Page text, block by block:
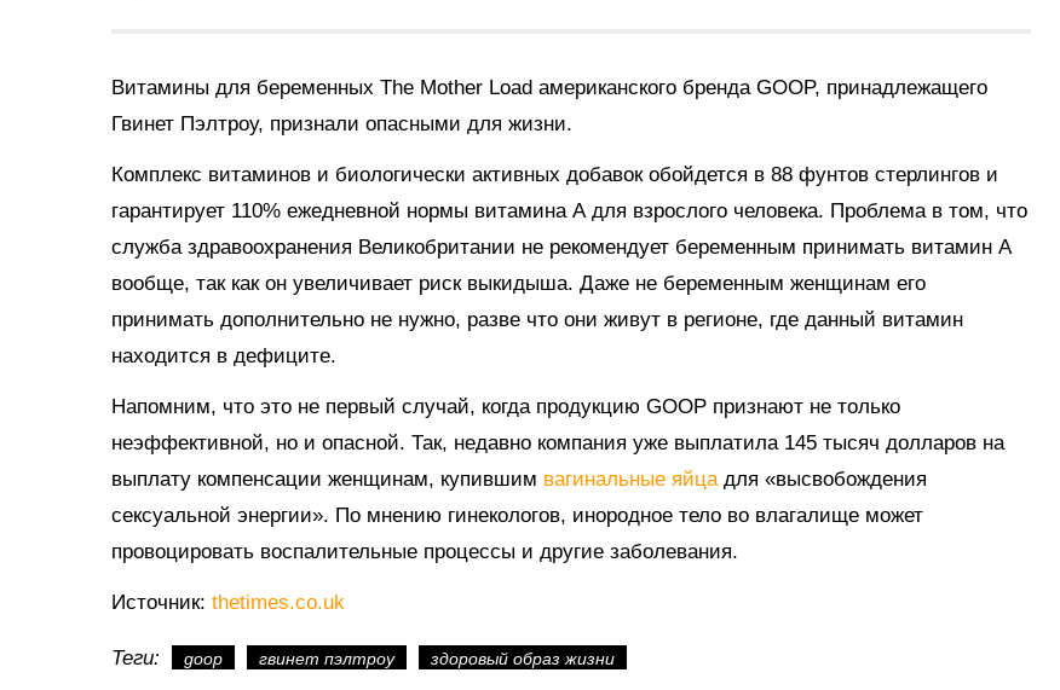
Витамины для беременных The Mother Load американского бренда GOOP, принадлежащего
Гвинет Пэлтроу, признали опасными для жизни.
Комплекс витаминов и биологически активных добавок обойдется в 88 фунтов стерлингов и
гарантирует 110% ежедневной нормы витамина А для взрослого человека. Проблема в том, что
служба здравоохранения Великобритании не рекомендует беременным принимать витамин А
вообще, так как он увеличивает риск выкидыша. Даже не беременным женщинам его
принимать дополнительно не нужно, разве что они живут в регионе, где данный витамин
находится в дефиците.
Напомним, что это не первый случай, когда продукцию GOOP признают не только
неэффективной, но и опасной. Так, недавно компания уже выплатила 145 тысяч долларов на
выплату компенсации женщинам, купившим вагинальные яйца для «высвобождения
сексуальной энергии». По мнению гинекологов, инородное тело во влагалище может
провоцировать воспалительные процессы и другие заболевания.
Источник: thetimes.co.uk
Теги: goop гвинет пэлтроу здоровый образ жизни